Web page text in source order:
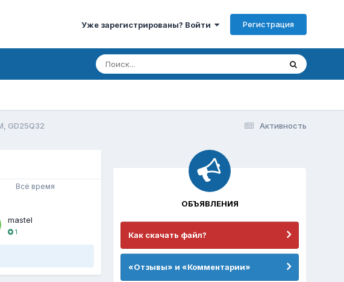
Уже зарегистрированы? Войти Регистрация
Активность
GD25Q32
Всё время
mastel
1
ОБЪЯВЛЕНИЯ
Как скачать файл?
«Отзывы» и «Комментарии»